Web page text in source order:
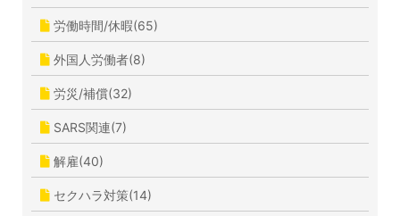
労働時間/休暇(65)
外国人労働者(8)
労災/補償(32)
SARS関連(7)
解雇(40)
セクハラ対策(14)